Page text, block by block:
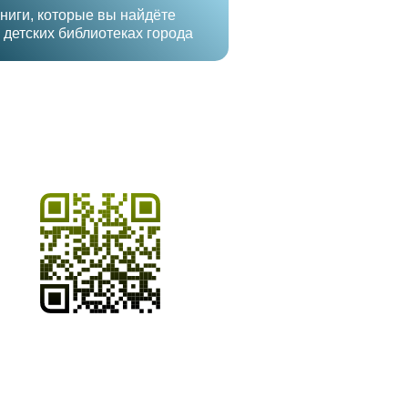
которые вы найдёте
детских библиотеках города